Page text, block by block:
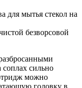
для мытья стекол на
безворсовой
соплах сильно
можно
головку в